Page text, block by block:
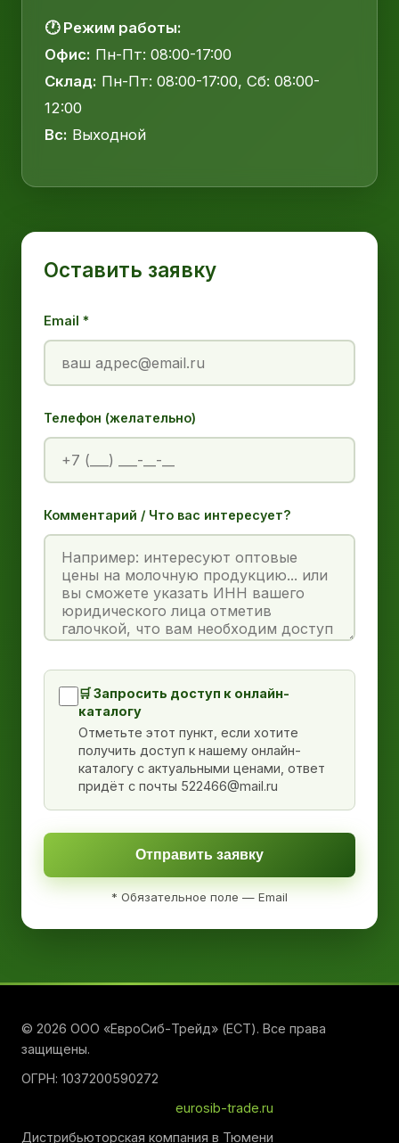
🕐 Режим работы:
Офис: Пн-Пт: 08:00-17:00
Склад: Пн-Пт: 08:00-17:00, Сб: 08:00-
12:00
Вс: Выходной
Оставить заявку
Email *
Телефон (желательно)
Комментарий / Что вас интересует?
🛒 Запросить доступ к онлайн-
каталогу
Отметьте этот пункт, если хотите
получить доступ к нашему онлайн-
каталогу с актуальными ценами, ответ
придёт с почты 522466@mail.ru
Отправить заявку
* Обязательное поле — Email
© 2026 ООО «ЕвроСиб-Трейд» (ЕСТ). Все права
защищены.
ОГРН: 1037200590272
eurosib-trade.ru
Дистрибьюторская компания в Тюмени